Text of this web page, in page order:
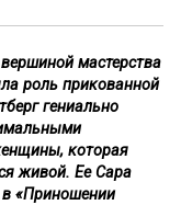
мастерства
роль прикованной
гениально
которая
живой. Ее Сара
«Приношении